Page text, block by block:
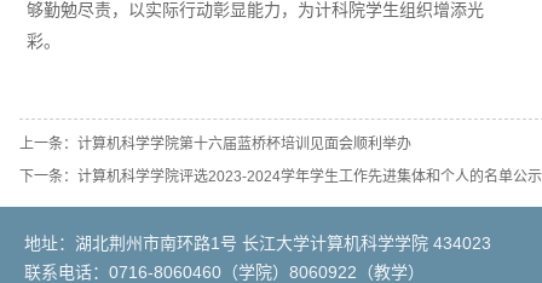
够勤勉尽责，以实际行动彰显能力，为计科院学生组织增添光
彩。
上一条： 计算机科学学院第十六届蓝桥杯培训见面会顺利举办
下一条： 计算机科学学院评选2023-2024学年学生工作先进集体和个人的名单公示
地址：湖北荆州市南环路1号 长江大学计算机科学学院 434023
联系电话：0716-8060460（学院）8060922（教学）